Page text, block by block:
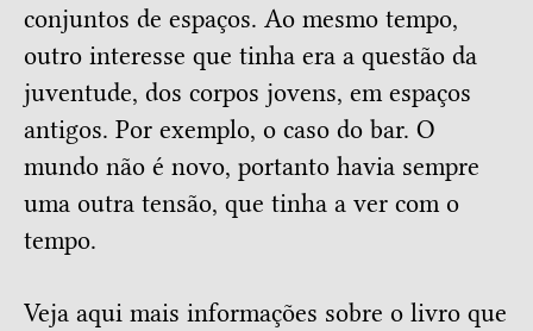
conjuntos de espaços. Ao mesmo tempo,
outro interesse que tinha era a questão da
juventude, dos corpos jovens, em espaços
antigos. Por exemplo, o caso do bar. O
mundo não é novo, portanto havia sempre
uma outra tensão, que tinha a ver com o
tempo.
Veja aqui mais informações sobre o livro que